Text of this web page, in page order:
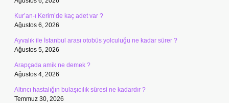
Kur’an-ı Kerim’de kaç adet var ?
Ağustos 6, 2026
Ayvalık ile İstanbul arası otobüs yolculuğu ne kadar sürer ?
Ağustos 5, 2026
Arapçada amik ne demek ?
Ağustos 4, 2026
Altıncı hastalığın bulaşıcılık süresi ne kadardır ?
Temmuz 30, 2026